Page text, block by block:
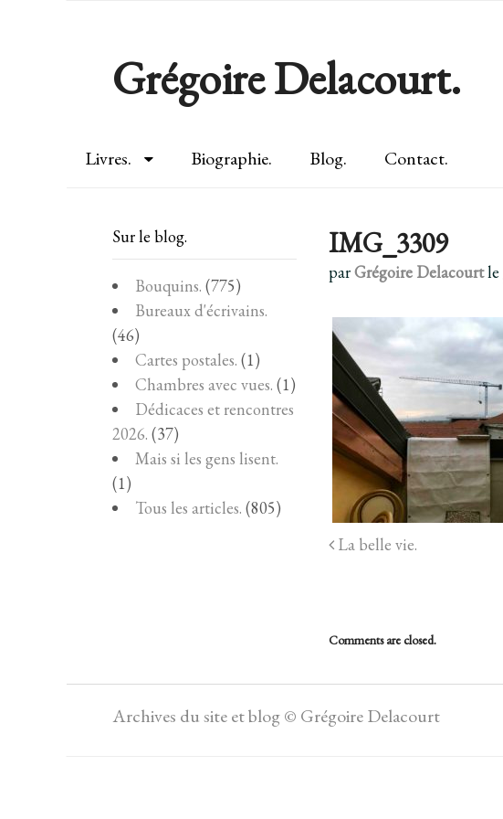
Grégoire Delacourt.
Livres. Biographie. Blog. Contact.
IMG_3309
parGrégoire Delacourtle
La belle vie.
Comments are closed.
Sur le blog.
Bouquins. (775)
Bureaux d'écrivains.
(46)
Cartes postales. (1)
Chambres avec vues. (1)
Dédicaces et rencontres
2026. (37)
Mais si les gens lisent.
(1)
Tous les articles. (805)
Archives du site et blog © Grégoire Delacourt